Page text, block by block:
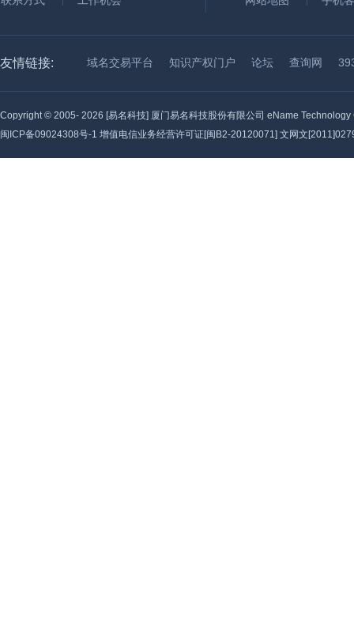
友情链接: 域名交易平台 知识产权门户 论坛 查询网
Copyright © 2005- 2026 [易名科技] 厦门易名科技股份有限公司 eName Technology
闽ICP备09024308号-1 增值电信业务经营许可证[闽B2-20120071] 文网文